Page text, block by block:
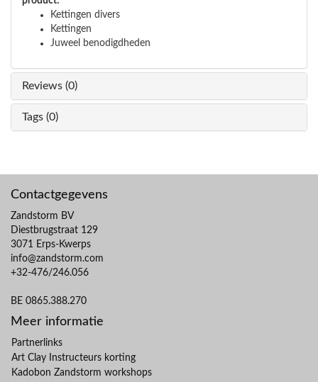
Kettingen divers
Kettingen
Juweel benodigdheden
Reviews (0)
Tags (0)
Contactgegevens
Zandstorm BV
Diestbrugstraat 129
3071 Erps-Kwerps
info@zandstorm.com
+32-476/246.056
BE 0865.388.270
Meer informatie
Partnerlinks
Art Clay Instructeurs korting
Kadobon Zandstorm workshops